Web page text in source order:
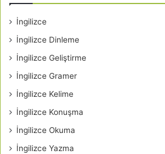
İngilizce
İngilizce Dinleme
İngilizce Geliştirme
İngilizce Gramer
İngilizce Kelime
İngilizce Konuşma
İngilizce Okuma
İngilizce Yazma